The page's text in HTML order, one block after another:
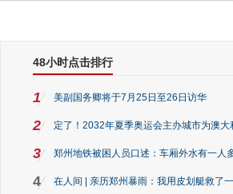
48小时点击排行
1 美副国务卿将于7月25日至26日访华
2 定了！2032年夏季奥运会主办城市为澳大
3 郑州地铁被困人员口述：车厢外水有一人
4 在人间 | 亲历郑州暴雨：我用皮划艇救了